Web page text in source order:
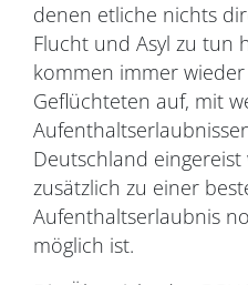
denen etliche nichts
Flucht und Asyl zu tun
kommen immer
Geflüchteten auf, mit
Deutschland
zusätzlich zu einer
Aufenthaltserlaubnis
möglich ist.